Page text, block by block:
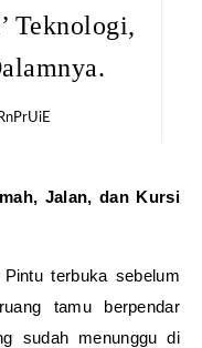
Teknologi,
terbuka sebelum
tamu berpendar
sudah menunggu di